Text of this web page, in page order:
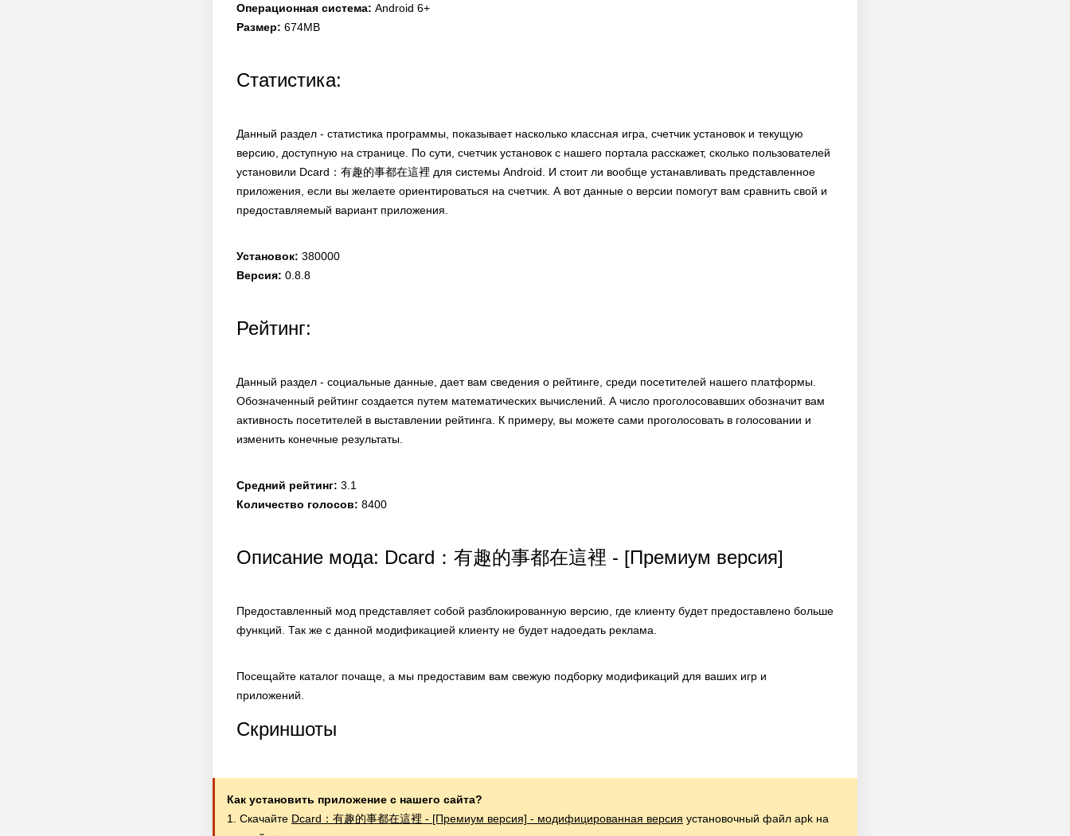
Операционная система: Android 6+
Размер: 674MB
Статистика:
Данный раздел - статистика программы, показывает насколько классная игра, счетчик установок и текущую
версию, доступную на странице. По сути, счетчик установок с нашего портала расскажет, сколько пользователей
установили Dcard：有趣的事都在這裡 для системы Android. И стоит ли вообще устанавливать представленное
приложения, если вы желаете ориентироваться на счетчик. А вот данные о версии помогут вам сравнить свой и
предоставляемый вариант приложения.
Установок: 380000
Версия: 0.8.8
Рейтинг:
Данный раздел - социальные данные, дает вам сведения о рейтинге, среди посетителей нашего платформы.
Обозначенный рейтинг создается путем математических вычислений. А число проголосовавших обозначит вам
активность посетителей в выставлении рейтинга. К примеру, вы можете сами проголосовать в голосовании и
изменить конечные результаты.
Средний рейтинг: 3.1
Количество голосов: 8400
Описание мода: Dcard：有趣的事都在這裡 - [Премиум версия]
Предоставленный мод представляет собой разблокированную версию, где клиенту будет предоставлено больше
функций. Так же с данной модификацией клиенту не будет надоедать реклама.
Посещайте каталог почаще, а мы предоставим вам свежую подборку модификаций для ваших игр и
приложений.
Скриншоты
Как установить приложение с нашего сайта?
1. Скачайте Dcard：有趣的事都在這裡 - [Премиум версия] - модифицированная версия установочный файл apk на